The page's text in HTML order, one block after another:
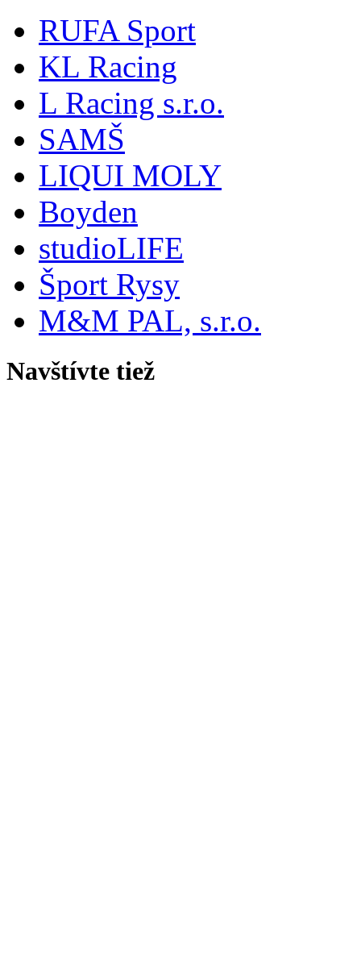
RUFA Sport
KL Racing
L Racing s.r.o.
SAMŠ
LIQUI MOLY
Boyden
studioLIFE
Šport Rysy
M&M PAL, s.r.o.
Navštívte tiež